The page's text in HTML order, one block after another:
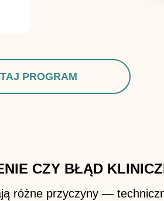
PROGRAM
CZY BŁĄD
różne przyczyny —